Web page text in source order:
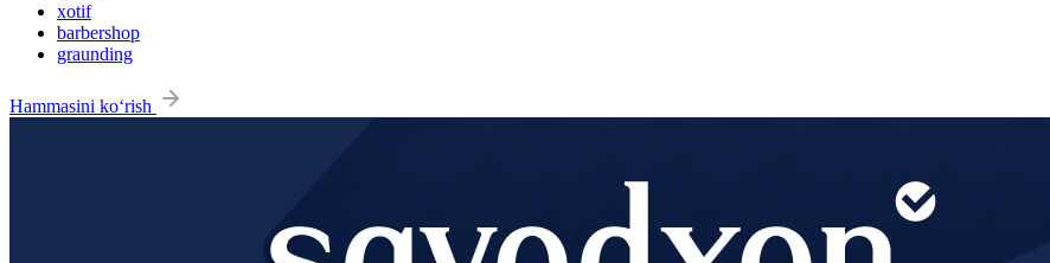
xotif
barbershop
graunding
Hammasini ko‘rish